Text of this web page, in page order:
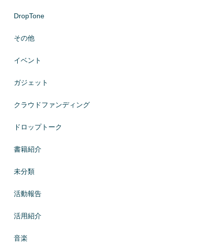
DropTone
その他
イベント
ガジェット
クラウドファンディング
ドロップトーク
書籍紹介
未分類
活動報告
活用紹介
音楽